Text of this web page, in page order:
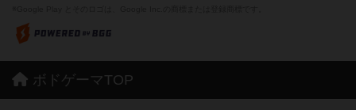
ボドゲーマTOP